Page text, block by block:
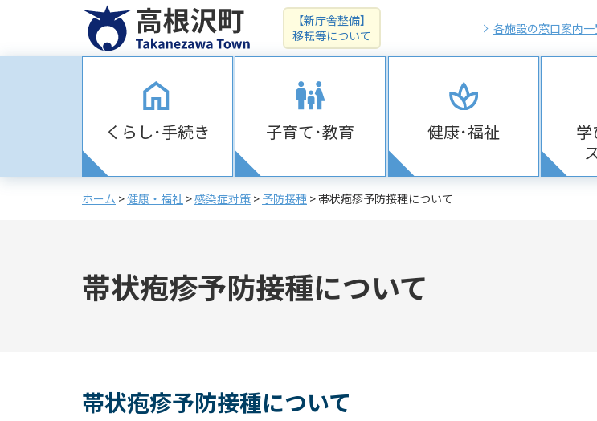
各施設の窓口案内
【新庁舎整備】
移転等について
くらし･手続き 子育て･教育 健康･福祉
学
ホーム >健康・福祉 >感染症対策 > 予防接種 > 帯状疱疹予防接種について
帯状疱疹予防接種について
帯状疱疹予防接種について